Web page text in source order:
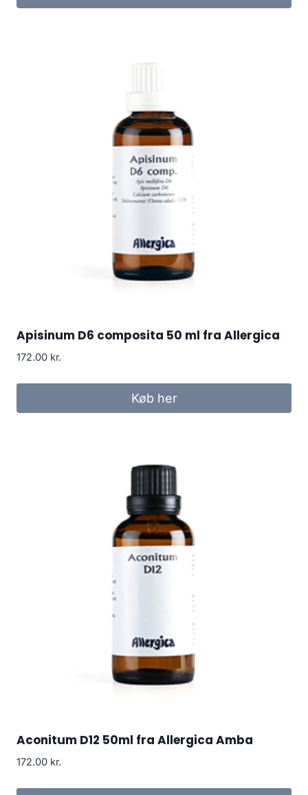
Apisinum D6 composita 50 ml fra Allergica
172.00 kr.
Køb her
Aconitum D12 50ml fra Allergica Amba
172.00 kr.